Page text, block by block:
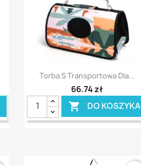
Szybki podgląd
Torba S Transportowa Dla...
66,74 zł
 DO KOSZYKA